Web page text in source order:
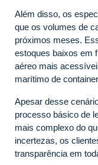
Além disso, os
que os volumes de
próximos meses.
estoques baixos em
aéreo mais
marítimo de
Apesar desse
processo básico de
mais complexo do
incertezas, os
transparência em